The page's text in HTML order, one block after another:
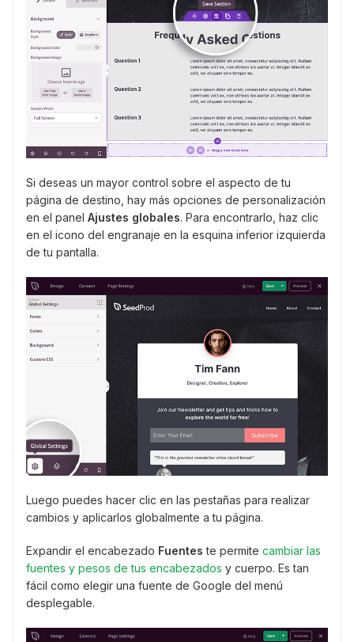
Si deseas un mayor control sobre el aspecto de tu
página de destino, hay más opciones de personalización
en el panel Ajustes globales. Para encontrarlo, haz clic
en el icono del engranaje en la esquina inferior izquierda
de tu pantalla.
Luego puedes hacer clic en las pestañas para realizar
cambios y aplicarlos globalmente a tu página.
Expandir el encabezado Fuentes te permite cambiar las
fuentes y pesos de tus encabezados y cuerpo. Es tan
fácil como elegir una fuente de Google del menú
desplegable.